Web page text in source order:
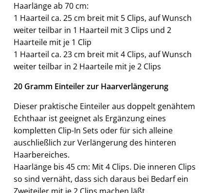
Haarlänge ab 70 cm:
1 Haarteil ca. 25 cm breit mit 5 Clips, auf Wunsch
weiter teilbar in 1 Haarteil mit 3 Clips und 2
Haarteile mit je 1 Clip
1 Haarteil ca. 23 cm breit mit 4 Clips, auf Wunsch
weiter teilbar in 2 Haarteile mit je 2 Clips
20 Gramm Einteiler zur Haarverlängerung
Dieser praktische Einteiler aus doppelt genähtem
Echthaar ist geeignet als Ergänzung eines
kompletten Clip-In Sets oder für sich alleine
auschließlich zur Verlängerung des hinteren
Haarbereiches.
Haarlänge bis 45 cm: Mit 4 Clips. Die inneren Clips
so sind vernäht, dass sich daraus bei Bedarf ein